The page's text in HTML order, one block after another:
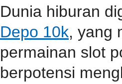
Dunia hiburan
Depo 10k, yang
permainan slot
berpotensi